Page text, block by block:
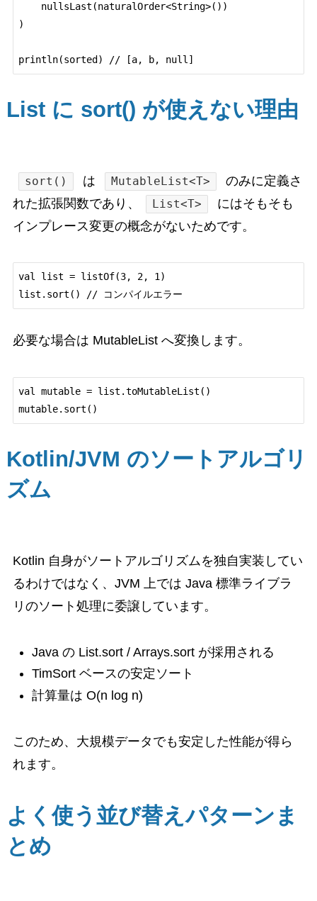
)
List に sort() が使えない理由
sort() は MutableList<T>
のみに定義さ
れた拡張関数であり、
List<T>
にはそもそも
インプレース変更の概念がないためです。
val list = listOf(3, 2, 1)
必要な場合は MutableList へ変換します。
val mutable = list.toMutableList()
Kotlin/JVM のソートアルゴリ
ズム
Kotlin 自身がソートアルゴリズムを独自実装してい
るわけではなく、JVM 上では Java 標準ライブラ
リのソート処理に委譲しています。
Java の List.sort / Arrays.sort が採用される
TimSort ベースの安定ソート
計算量は O(n log n)
このため、大規模データでも安定した性能が得ら
れます。
よく使う並び替えパターンま
とめ